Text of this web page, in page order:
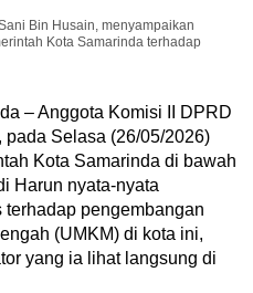
Bin Husain, menyampaikan
Kota Samarinda terhadap
– Anggota Komisi II DPRD
Selasa (26/05/2026)
Kota Samarinda di bawah
Harun nyata-nyata
pengembangan
(UMKM) di kota ini,
yang ia lihat langsung di